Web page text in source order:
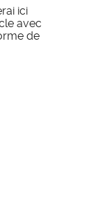
ici
avec
de